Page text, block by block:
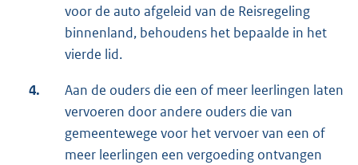
voor de auto afgeleid van de Reisregeling
binnenland, behoudens het bepaalde in het
vierde lid.
4.
Aan de ouders die een of meer leerlingen laten
vervoeren door andere ouders die van
gemeentewege voor het vervoer van een of
meer leerlingen een vergoeding ontvangen